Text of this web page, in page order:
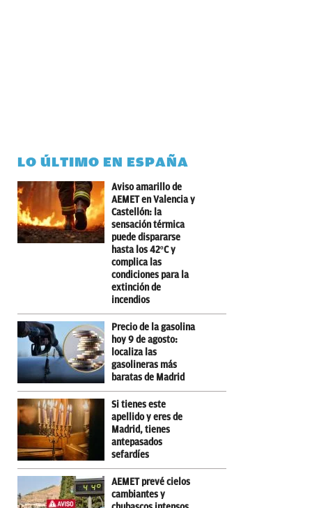
LO ÚLTIMO EN ESPAÑA
Aviso amarillo de
AEMET en Valencia y
Castellón: la
sensación térmica
puede dispararse
hasta los 42ºC y
complica las
condiciones para la
extinción de
incendios
Precio de la gasolina
hoy 9 de agosto:
localiza las
gasolineras más
baratas de Madrid
Si tienes este
apellido y eres de
Madrid, tienes
antepasados
sefardíes
AEMET prevé cielos
cambiantes y